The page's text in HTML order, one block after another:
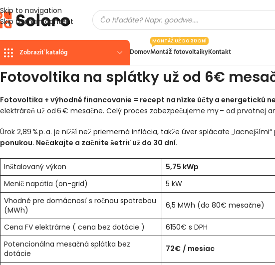
Skip to navigation
Skip to main content
Zobraziť katalóg DomovMontáž fotovoltaiky
MONTÁŽ UŽ DO 30 DNÍ
Kontakt
Fotovoltika na splátky už od 6€
Fotovoltika + výhodné financovanie = recept na nízke účty a energetickú
elektráreň už od 6 € mesačne. Celý proces zabezpečujeme my – od prvotnej
Úrok 2,89 % p. a. je nižší než priemerná inflácia, takže úver splácate
ponukou. Nečakajte a začnite šetriť už do 30 dní.
Inštalovaný výkon 5,75 kWp
Menič napätia (on-grid)
5 kW
Vhodné pre domácnosť s ročnou spotrebou
(MWh)
6,5 MWh (do 80€ mesačne)
Cena FV elektrárne ( cena bez dotácie ) 6150€ s DPH
Potencionálna mesačná splátka bez
dotácie
72€ / mesiac